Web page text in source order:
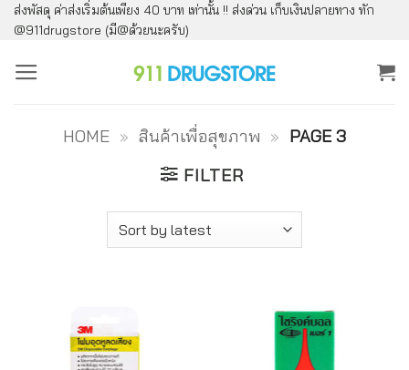
ข้าม
ไป
ยัง
ส่งพัสดุ ค่าส่งเริ่มต้นเพียง 40 บาท เท่านั้น !! ส่งด่วน เก็บเงินปลายทาง ทัก
@911drugstore (มี@ด้วยนะครับ)
HOME » สินค้าเพื่อสุขภาพ » PAGE 3
FILTER